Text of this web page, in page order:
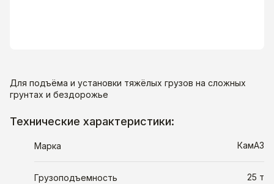
Для подъёма и установки тяжёлых грузов на сложных
грунтах и бездорожье
Технические характеристики:
Марка КамАЗ
Грузоподъемность 25 т